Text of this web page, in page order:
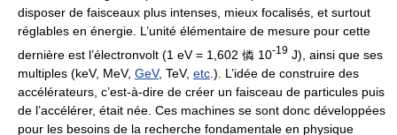
disposer de faisceaux plus intenses, mieux focalisés, et surtout
réglables en énergie. L’unité élémentaire de mesure pour cette
dernière est l’électronvolt (1 eV = 1,602 憐 10-19 J), ainsi que ses
multiples (keV, MeV, GeV, TeV, etc .). L’idée de construire des
accélérateurs, c’est-à-dire de créer un faisceau de particules puis
de l’accélérer, était née. Ces machines se sont donc développées
pour les besoins de la recherche fondamentale en physique